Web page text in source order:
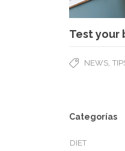
Test your
NEWS,
Categorías
DIET